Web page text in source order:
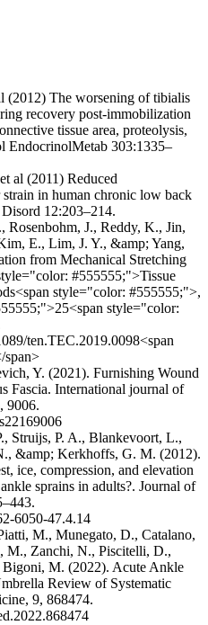
(2012) The worsening of tibialis
recovery post-immobilization
tissue area, proteolysis,
EndocrinolMetab 303:1335–
al (2011) Reduced
strain in human chronic low back
12:203–214.
Rosenbohm, J., Reddy, K., Jin,
E., Lim, J. Y., &amp; Yang,
from Mechanical Stretching
#555555;">Tissue
style="color: #555555;">,
style="color:
ten.TEC.2019.0098<span
span>
Y. (2021). Furnishing Wound
Fascia. International journal of
9006.
Struijs, P. A., Blankevoort, L.,
&amp; Kerkhoffs, G. M. (2012).
ice, compression, and elevation
sprains in adults?. Journal of
6050-47.4.14
M., Munegato, D., Catalano,
M., Zanchi, N., Piscitelli, D.,
M. (2022). Acute Ankle
Review of Systematic
9, 868474.